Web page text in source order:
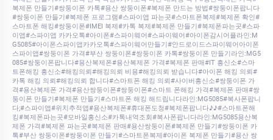
복제폰 만들기#쌍둥이폰 카톡#용산 쌍둥이폰#복제폰 만드는 방법#쌍둥이폰팝니다
#쌍둥이폰 만들기#복제폰 프로그램#스파이앱 파는곳#스마트폰복제#복제폰 확인#
스마트폰 해킹#쌍둥이폰#IMEI 복제#카톡 복제#복제폰 만들기#복제폰파는곳#스파
이앱#스파이앱 카카오톡#아이폰#스파이웨어#스파이웨어#아이폰감시어플라인:M
G5085#아이폰스파이앱카카오톡#스파이웨어만들기#안드로이드스파이웨어아이폰
스파이앱#쌍둥이폰 가격#부산 쌍둥이폰#쌍둥이폰 카톡#쌍둥이폰 만들기라인:MG5
085#쌍둥이폰팝니다#용산복제폰#용산복제폰 가격#복제폰 판매#IT 흥신소#스마
트폰해킹 흥신소#해킹의뢰#해킹의뢰 비용#해킹의뢰 받습니다#아이폰 해킹 의뢰#
카톡 해킹 의뢰#해킹의뢰 합니다#스마트폰 해킹 의뢰#사이버흥신소#쌍둥이폰 가
격#용산복제폰 가격#용산쌍둥이폰#쌍둥이폰#스마트 폰해킹 가격#복제폰 판매#쌍
둥이폰 만들기#복제폰 만들기#스마트폰 해킹 해드립니다라인:MG5085#복사폰팝니
다;#스파이앱#위치추적앱#용산복제폰#휴대폰도청#복제폰팝니다♪♪#스마트폰해
킹#복제폰파는곳#모바일흥신소#카톡내역조회#복사폰팝니다라인:MG5085용산복
제폰 가격#복제폰 파는곳#복제폰 판매#용산쌍둥이폰#복제폰 만들기#쌍둥이폰 카
톡#부산 쌍둥이폰#쌍둥이폰 만들기#스마트폰복제#아이폰 복제폰 만들기#용산 쌍